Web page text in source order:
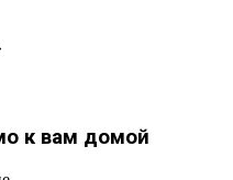
к вам домой